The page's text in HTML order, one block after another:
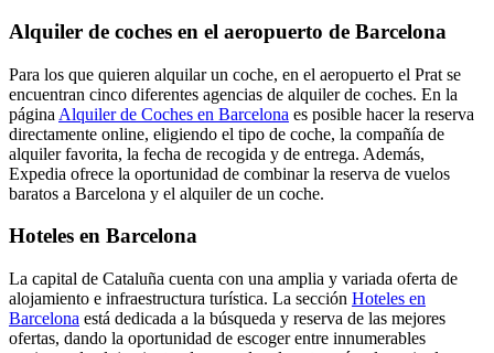
Alquiler de coches en el aeropuerto de Barcelona
Para los que quieren alquilar un coche, en el aeropuerto el Prat se
encuentran cinco diferentes agencias de alquiler de coches. En la
página Alquiler de Coches en Barcelona es posible hacer la reserva
directamente online, eligiendo el tipo de coche, la compañía de
alquiler favorita, la fecha de recogida y de entrega. Además,
Expedia ofrece la oportunidad de combinar la reserva de vuelos
baratos a Barcelona y el alquiler de un coche.
Hoteles en Barcelona
La capital de Cataluña cuenta con una amplia y variada oferta de
alojamiento e infraestructura turística. La sección Hoteles en
Barcelona está dedicada a la búsqueda y reserva de las mejores
ofertas, dando la oportunidad de escoger entre innumerables